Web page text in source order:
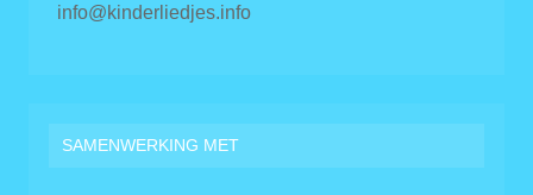
info@kinderliedjes.info
SAMENWERKING MET